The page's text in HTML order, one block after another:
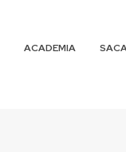
ACADEMIA